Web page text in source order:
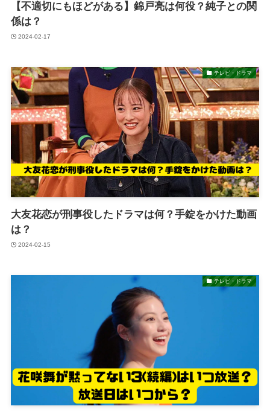
【不適切にもほどがある】錦戸亮は何役？純子との関
係は？
2024-02-17
テレビ・ドラマ
大友花恋が刑事役したドラマは何？手錠をかけた動画
は？
2024-02-15
テレビ・ドラマ